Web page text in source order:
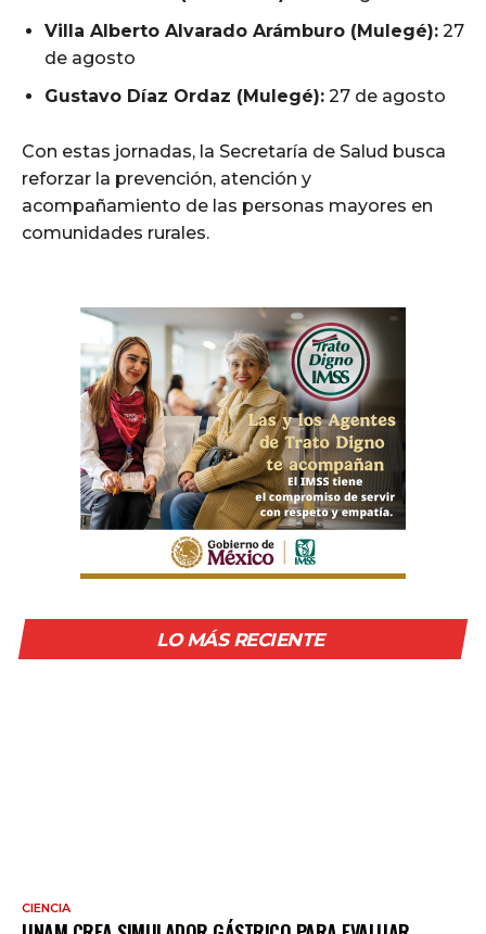
Villa Alberto Alvarado Arámburo (Mulegé): 27
de agosto
Gustavo Díaz Ordaz (Mulegé): 27 de agosto
Con estas jornadas, la Secretaría de Salud busca
reforzar la prevención, atención y
acompañamiento de las personas mayores en
comunidades rurales.
LO MÁS RECIENTE
CIENCIA